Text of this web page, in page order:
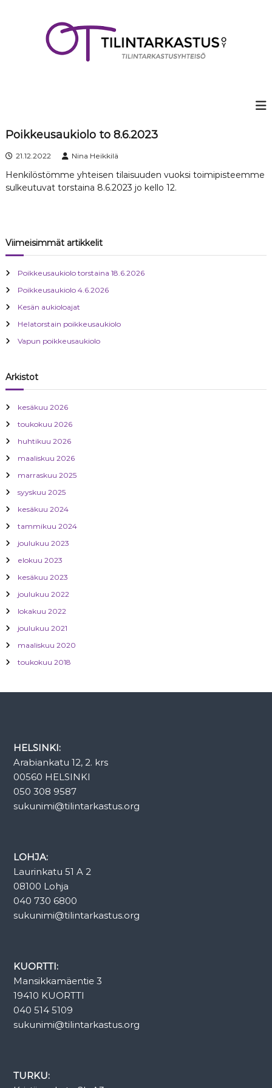
Poikkeusaukiolo to 8.6.2023
21.12.2022 Nina Heikkilä
Henkilöstömme yhteisen tilaisuuden vuoksi toimipisteemme
sulkeutuvat torstaina 8.6.2023 jo kello 12.
Viimeisimmät artikkelit
Poikkeusaukiolo torstaina 18.6.2026
Poikkeusaukiolo 4.6.2026
Kesän aukioloajat
Helatorstain poikkeusaukiolo
Vapun poikkeusaukiolo
Arkistot
kesäkuu 2026
toukokuu 2026
huhtikuu 2026
maaliskuu 2026
marraskuu 2025
syyskuu 2025
kesäkuu 2024
tammikuu 2024
joulukuu 2023
elokuu 2023
kesäkuu 2023
joulukuu 2022
lokakuu 2022
joulukuu 2021
maaliskuu 2020
toukokuu 2018
HELSINKI:
Arabiankatu 12, 2. krs
00560 HELSINKI
050 308 9587
sukunimi@tilintarkastus.org
LOHJA:
Laurinkatu 51 A 2
08100 Lohja
040 730 6800
sukunimi@tilintarkastus.org
KUORTTI:
Mansikkamäentie 3
19410 KUORTTI
040 514 5109
sukunimi@tilintarkastus.org
TURKU: